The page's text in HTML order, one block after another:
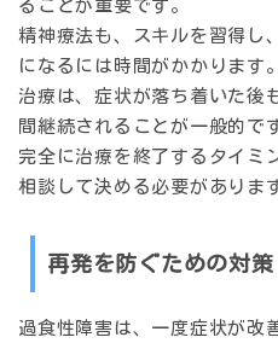
ることが重要です。
精神療法も、スキルを習得し
になるには時間がかかります。
治療は、症状が落ち着いた後
間継続されることが一般的で
完全に治療を終了するタイミ
相談して決める必要がありま
再発を防ぐための対策
過食性障害は、一度症状が改